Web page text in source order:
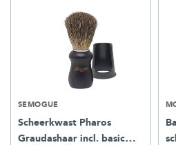
SEMOGUE
Scheerkwast Pharos
Graudashaar incl. basic